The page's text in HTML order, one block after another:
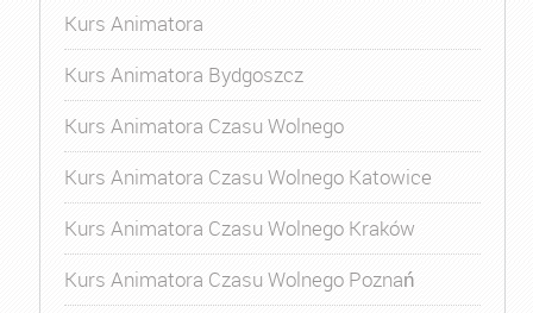
Kurs Animatora
Kurs Animatora Bydgoszcz
Kurs Animatora Czasu Wolnego
Kurs Animatora Czasu Wolnego Katowice
Kurs Animatora Czasu Wolnego Kraków
Kurs Animatora Czasu Wolnego Poznań